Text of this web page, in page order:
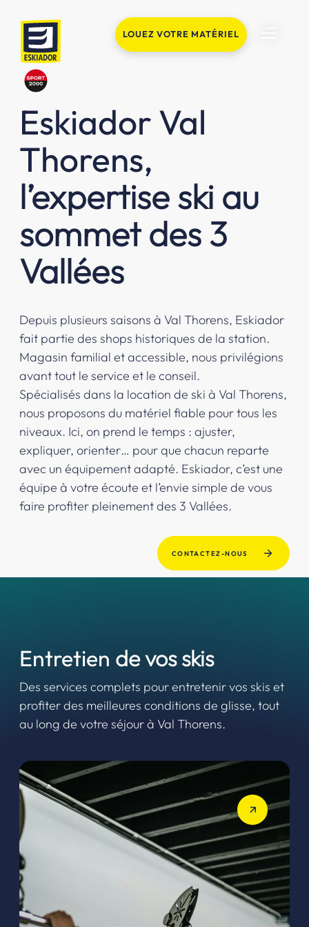
LOUEZ VOTRE MATÉRIEL
Eskiador Val
Thorens,
l’expertise ski au
sommet des 3
Vallées
Depuis plusieurs saisons à Val Thorens, Eskiador
fait partie des shops historiques de la station.
Magasin familial et accessible, nous privilégions
avant tout le service et le conseil.
Spécialisés dans la location de ski à Val Thorens,
nous proposons du matériel fiable pour tous les
niveaux. Ici, on prend le temps : ajuster,
expliquer, orienter… pour que chacun reparte
avec un équipement adapté. Eskiador, c’est une
équipe à votre écoute et l’envie simple de vous
faire profiter pleinement des 3 Vallées.
CONTACTEZ-NOUS
Entretien de vos skis
Des services complets pour entretenir vos skis et
profiter des meilleures conditions de glisse, tout
au long de votre séjour à Val Thorens.